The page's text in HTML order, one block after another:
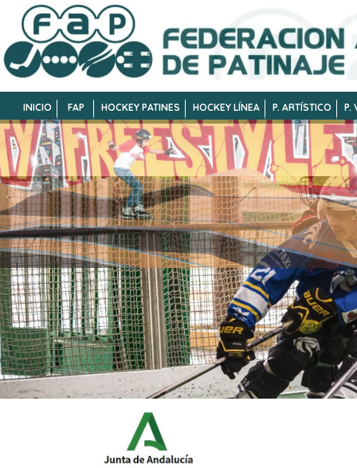
INICIO FAP HOCKEY PATINES HOCKEY LÍNEA P. ARTÍSTICO P.